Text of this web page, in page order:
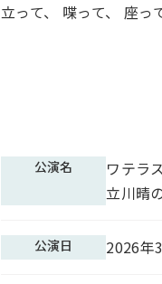
立って、 喋って、 座っ
公演名
ワテラ
立川晴
公演日 2026年